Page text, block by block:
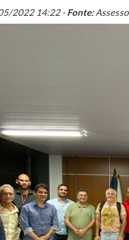
2022 14:22 -Fonte: